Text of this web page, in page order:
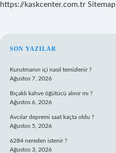
https://kaskcenter.com.tr Sitemap
SIDEBAR
SON YAZILAR
Kurutmanın içi nasıl temizlenir ?
Ağustos 7, 2026
Bıçaklı kahve öğütücü alınır mı ?
Ağustos 6, 2026
Avcılar depremi saat kaçta oldu ?
Ağustos 5, 2026
6284 nereden istenir ?
Ağustos 3, 2026